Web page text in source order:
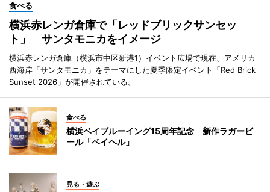
食べる
横浜赤レンガ倉庫で「レッドブリックサンセッ
ト」 サンタモニカをイメージ
横浜赤レンガ倉庫（横浜市中区新港1）イベント広場で現在、アメリカ
西海岸「サンタモニカ」をテーマにした夏季限定イベント「Red Brick
Sunset 2026」が開催されている。
食べる
横浜ベイブルーイング15周年記念 新作ラガービ
ール「ベイヘル」
見る・遊ぶ